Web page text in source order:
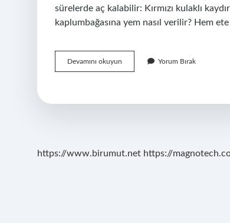
sürelerde aç kalabilir: Kırmızı kulaklı
kaplumbağasına yem nasıl verilir? Hem
Devamını okuyun Kaplumbağalara
Ne
Verilir
Yorum Bırak
https://www.birumut.net https://